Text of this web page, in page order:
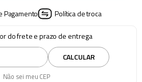
Pagamento Política de troca
do frete e prazo de entrega
Não sei meu CEP
CALCULAR